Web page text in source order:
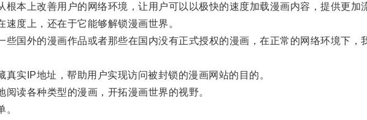
上改善用户的网络环境，让用户可以以极快的速度加载漫画内容，提供更加
度上，还在于它能够解锁漫画世界。
国外的漫画作品或者那些在国内没有正式授权的漫画，在正常的网络环境下，
实IP地址，帮助用户实现访问被封锁的漫画网站的目的。
读各种类型的漫画，开拓漫画世界的视野。